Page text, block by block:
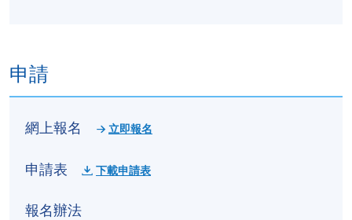
申請
網上報名 立即報名
申請表 下載申請表
報名辦法